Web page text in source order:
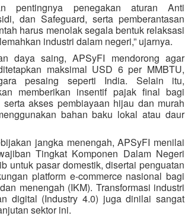
pentingnya penegakan aturan Anti
dan Safeguard, serta pemberantasan
harus menolak segala bentuk relaksasi
industri dalam negeri,” ujarnya.
daya saing, APSyFI mendorong agar
maksimal USD 6 per MMBTU,
pesaing seperti India. Selain itu,
memberikan insentif pajak final bagi
akses pembiayaan hijau dan murah
bahan baku lokal atau daur
jangka menengah, APSyFI menilai
Tingkat Komponen Dalam Negeri
untuk pasar domestik, disertai penguatan
platform e-commerce nasional bagi
menengah (IKM). Transformasi industri
digital (Industry 4.0) juga dinilai sangat
sektor ini.